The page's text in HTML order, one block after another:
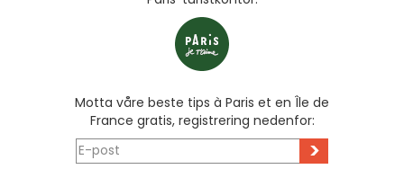
Motta våre beste tips à Paris et en Île de
France gratis, registrering nedenfor:
>